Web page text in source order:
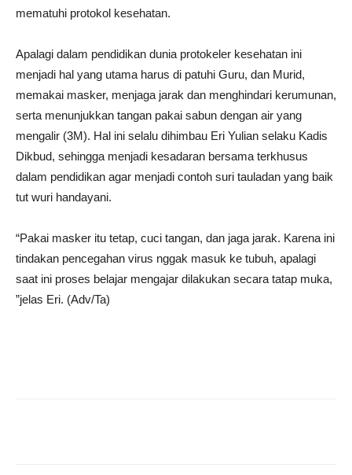
mematuhi protokol kesehatan.
Apalagi dalam pendidikan dunia protokeler kesehatan ini
menjadi hal yang utama harus di patuhi Guru, dan Murid,
memakai masker, menjaga jarak dan menghindari kerumunan,
serta menunjukkan tangan pakai sabun dengan air yang
mengalir (3M). Hal ini selalu dihimbau Eri Yulian selaku Kadis
Dikbud, sehingga menjadi kesadaran bersama terkhusus
dalam pendidikan agar menjadi contoh suri tauladan yang baik
tut wuri handayani.
“Pakai masker itu tetap, cuci tangan, dan jaga jarak. Karena ini
tindakan pencegahan virus nggak masuk ke tubuh, apalagi
saat ini proses belajar mengajar dilakukan secara tatap muka,
”jelas Eri. (Adv/Ta)